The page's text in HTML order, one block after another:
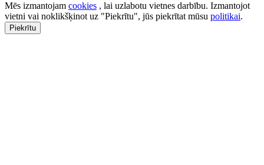
Mēs izmantojam cookies , lai uzlabotu vietnes darbību. Izmantojot
vietni vai noklikšķinot uz "Piekrītu", jūs piekrītat mūsu politikai.
Piekrītu